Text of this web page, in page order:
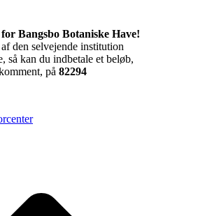
Bangsbo Botaniske Have!
den selvejende institution
så kan du indbetale et beløb,
på 82294